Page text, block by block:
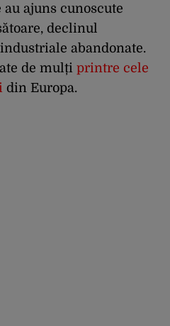
ajuns cunoscute
declinul
abandonate.
de mulți printre cele
din Europa.